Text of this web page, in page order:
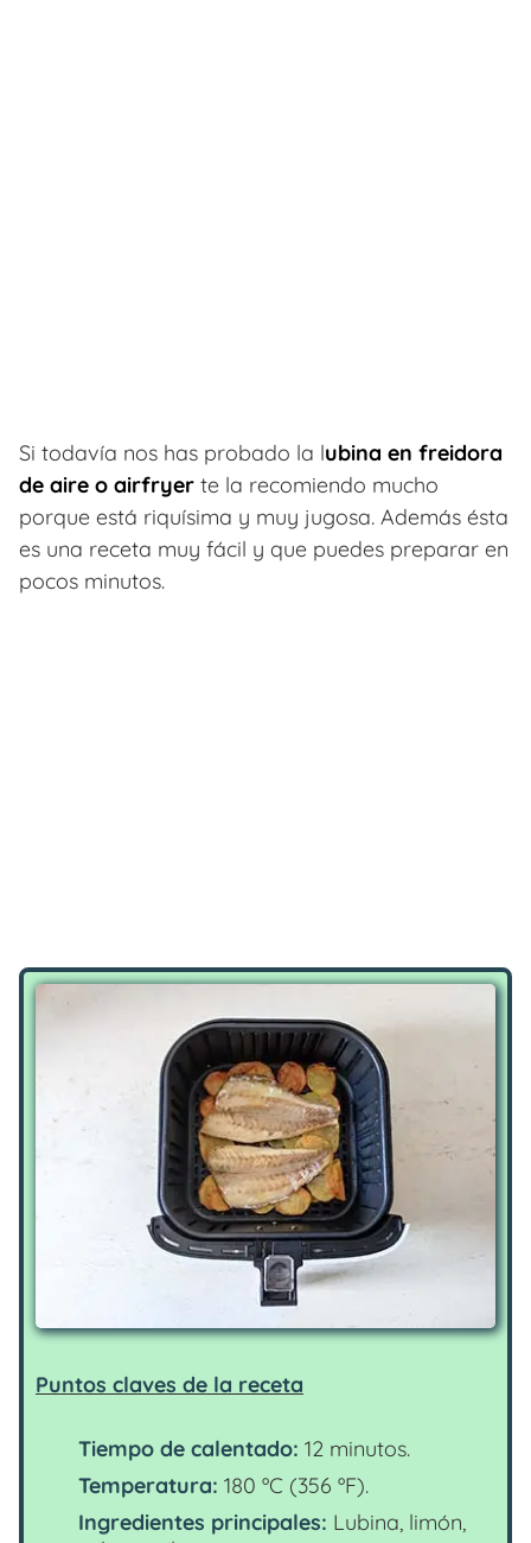
Si todavía nos has probado la lubina en freidora
de aire o airfryer te la recomiendo mucho
porque está riquísima y muy jugosa. Además ésta
es una receta muy fácil y que puedes preparar en
pocos minutos.
Puntos claves de la receta
Tiempo de calentado: 12 minutos.
Temperatura: 180 ºC (356 ºF).
Ingredientes principales: Lubina, limón,